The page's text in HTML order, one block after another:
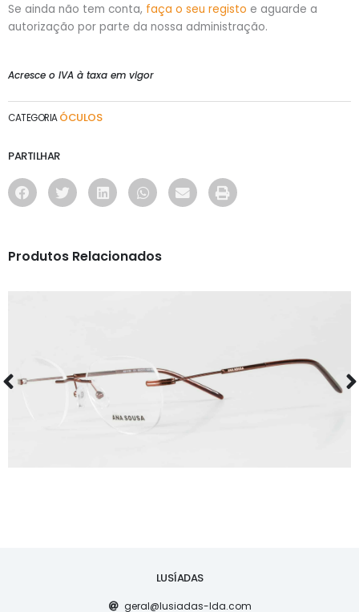
Se ainda não tem conta, faça o seu registo e aguarde a
autorização por parte da nossa administração.
Acresce o IVA à taxa em vigor
CATEGORIA ÓCULOS
PARTILHAR
Produtos Relacionados
AS1130
LUSÍADAS
geral@lusiadas-lda.com